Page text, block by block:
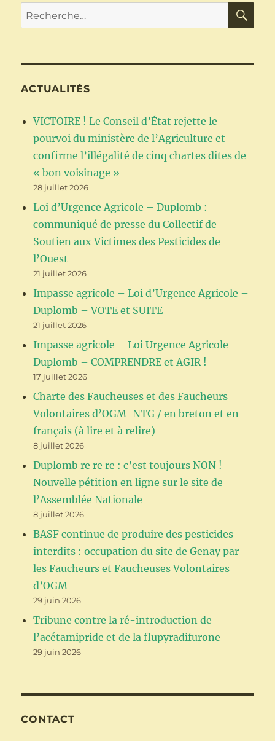
–
Fest
Noz
–
décembre
Recherche
pour :
ACTUALITÉS
VICTOIRE ! Le Conseil d’État rejette le
pourvoi du ministère de l’Agriculture et
confirme l’illégalité de cinq chartes dites de
« bon voisinage »
28 juillet 2026
Loi d’Urgence Agricole – Duplomb :
communiqué de presse du Collectif de
Soutien aux Victimes des Pesticides de
l’Ouest
21 juillet 2026
Impasse agricole – Loi d’Urgence Agricole –
Duplomb – VOTE et SUITE
21 juillet 2026
Impasse agricole – Loi Urgence Agricole –
Duplomb – COMPRENDRE et AGIR !
17 juillet 2026
Charte des Faucheuses et des Faucheurs
Volontaires d’OGM-NTG / en breton et en
français (à lire et à relire)
8 juillet 2026
Duplomb re re re : c’est toujours NON !
Nouvelle pétition en ligne sur le site de
l’Assemblée Nationale
8 juillet 2026
BASF continue de produire des pesticides
interdits : occupation du site de Genay par
les Faucheurs et Faucheuses Volontaires
d’OGM
29 juin 2026
Tribune contre la ré-introduction de
l’acétamipride et de la flupyradifurone
29 juin 2026
CONTACT